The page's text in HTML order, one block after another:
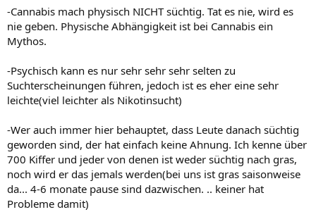
-Cannabis mach physisch NICHT süchtig. Tat es nie, wird es
nie geben. Physische Abhängigkeit ist bei Cannabis ein
Mythos.
-Psychisch kann es nur sehr sehr sehr selten zu
Suchterscheinungen führen, jedoch ist es eher eine sehr
leichte(viel leichter als Nikotinsucht)
-Wer auch immer hier behauptet, dass Leute danach süchtig
geworden sind, der hat einfach keine Ahnung. Ich kenne über
700 Kiffer und jeder von denen ist weder süchtig nach gras,
noch wird er das jemals werden(bei uns ist gras saisonweise
da... 4-6 monate pause sind dazwischen. .. keiner hat
Probleme damit)